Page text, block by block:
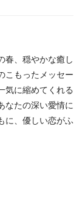
春、穏やかな癒し
こもったメッセー
気に縮めてくれる
なたの深い愛情に
に、優しい恋がふ